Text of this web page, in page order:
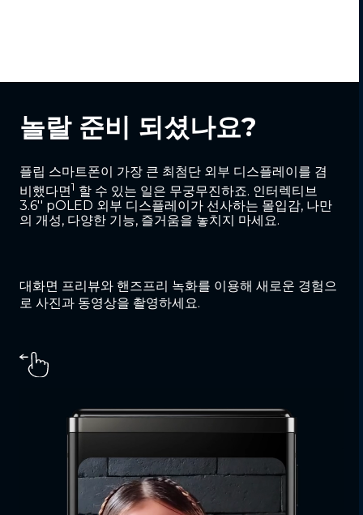
놀랄 준비 되셨나요?
플립 스마트폰이 가장 큰 최첨단 외부 디스플레이를 겸
비했다면1 할 수 있는 일은 무궁무진하죠. 인터렉티브
3.6'' pOLED 외부 디스플레이가 선사하는 몰입감, 나만
의 개성, 다양한 기능, 즐거움을 놓치지 마세요.
대화면 프리뷰와 핸즈프리 녹화를 이용해 새로운 경험으
로 사진과 동영상을 촬영하세요.